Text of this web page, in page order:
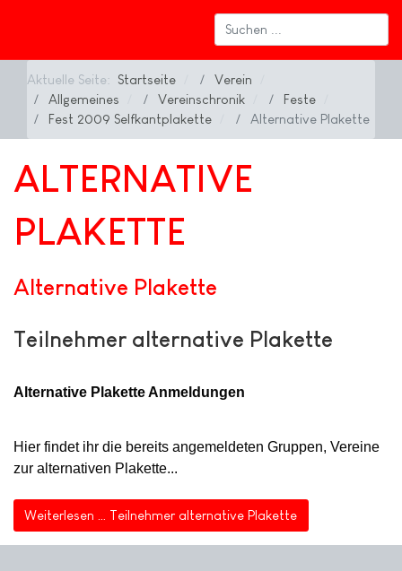
Aktuelle Seite: Startseite
Verein
Allgemeines
Vereinschronik
Feste
Fest 2009 Selfkantplakette
Alternative Plakette
ALTERNATIVE
PLAKETTE
Alternative Plakette
Teilnehmer alternative Plakette
Alternative Plakette Anmeldungen
Hier findet ihr die bereits angemeldeten Gruppen, Vereine
zur alternativen Plakette...
Weiterlesen … Teilnehmer alternative Plakette